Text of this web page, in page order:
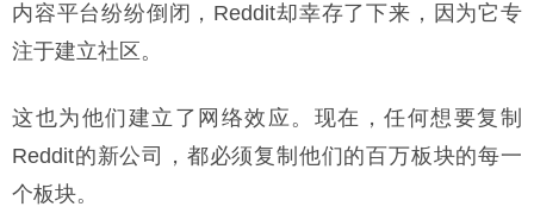
内容平台纷纷倒闭，Reddit却幸存了下来，因为它专
注于建立社区。
这也为他们建立了网络效应。现在，任何想要复制
Reddit的新公司，都必须复制他们的百万板块的每一
个板块。